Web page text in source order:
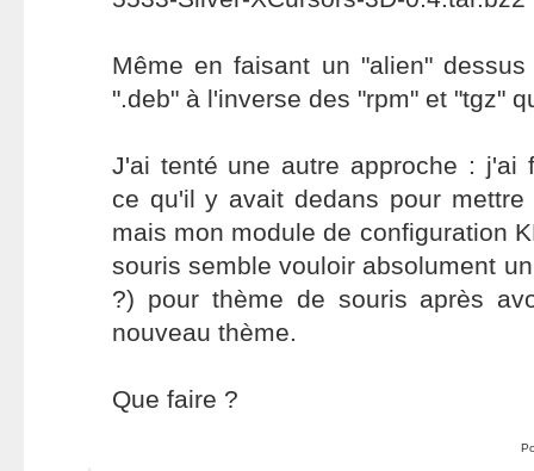
Même en faisant un "alien"
".deb" à l'inverse des "rpm" et "tgz"
J'ai tenté une autre approche : j'ai
ce qu'il y avait dedans pour
mais mon module de configuration
souris semble vouloir absolument
?) pour thème de souris après
nouveau thème.
Que faire ?